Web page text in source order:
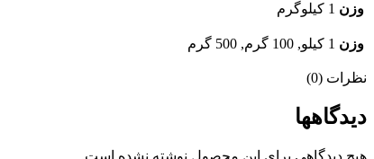
وزن 1 کیلوگرم
وزن 1 کیلو, 100 گرم, 500 گرم
نظرات (0)
دیدگاهها
هیچ دیدگاهی برای این محصول نوشته نشده است.